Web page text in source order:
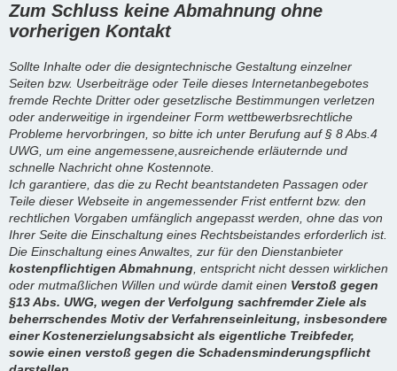
Zum Schluss keine Abmahnung ohne
vorherigen Kontakt
Sollte Inhalte oder die designtechnische Gestaltung einzelner
Seiten bzw. Userbeiträge oder Teile dieses Internetanbegebotes
fremde Rechte Dritter oder gesetzlische Bestimmungen verletzen
oder anderweitige in irgendeiner Form wettbewerbsrechtliche
Probleme hervorbringen, so bitte ich unter Berufung auf § 8 Abs.4
UWG, um eine angemessene,ausreichende erläuternde und
schnelle Nachricht ohne Kostennote.
Ich garantiere, das die zu Recht beantstandeten Passagen oder
Teile dieser Webseite in angemessender Frist entfernt bzw. den
rechtlichen Vorgaben umfänglich angepasst werden, ohne das von
Ihrer Seite die Einschaltung eines Rechtsbeistandes erforderlich ist.
Die Einschaltung eines Anwaltes, zur für den Dienstanbieter
kostenpflichtigen Abmahnung , entspricht nicht dessen wirklichen
oder mutmaßlichen Willen und würde damit einen Verstoß gegen
§13 Abs. UWG, wegen der Verfolgung sachfremder Ziele als
beherrschendes Motiv der Verfahrenseinleitung, insbesondere
einer Kostenerzielungsabsicht als eigentliche Treibfeder,
sowie einen verstoß gegen die Schadensminderungspflicht